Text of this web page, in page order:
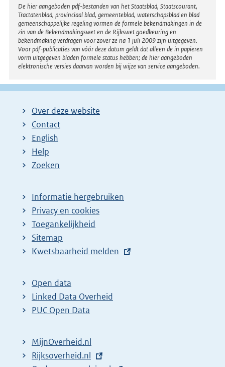
Disclaimer
De hier aangeboden pdf-bestanden van het Staatsblad, Staatscourant,
Tractatenblad, provinciaal blad, gemeenteblad, waterschapsblad en blad
gemeenschappelijke regeling vormen de formele bekendmakingen in de
zin van de Bekendmakingswet en de Rijkswet goedkeuring en
bekendmaking verdragen voor zover ze na 1 juli 2009 zijn uitgegeven.
Voor pdf-publicaties van vóór deze datum geldt dat alleen de in papieren
vorm uitgegeven bladen formele status hebben; de hier aangeboden
elektronische versies daarvan worden bij wijze van service aangeboden.
Over deze website
Contact
English
Help
Zoeken
Informatie hergebruiken
Privacy en cookies
Toegankelijkheid
Sitemap
E
t
e
r
l
i
Kwetsbaarheid melden
Open data
Linked Data Overheid
PUC Open Data
MijnOverheid.nl
E
Rijksoverheid.nl